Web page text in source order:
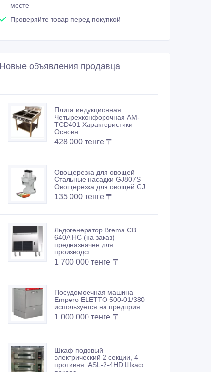
месте
Проверяйте товар перед покупкой
Новые объявления продавца
Плита индукционная
Четырехконфорочная AM-
TCD401 Характеристики
Основн
428 000 тенге 〒
Овощерезка для овощей
Стальные насадки GJ807S
Овощерезка для овощей GJ
135 000 тенге 〒
Льдогенератор Brema CB
640A HC (на заказ)
предназначен для
производст
1 700 000 тенге 〒
Посудомоечная машина
Empero ELETTO 500-01/380
используется на предприя
1 000 000 тенге 〒
Шкаф подовый
электрический 2 секции, 4
противня. ASL-2-4HD Шкаф